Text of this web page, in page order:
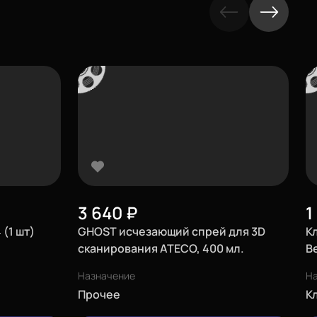
шт)
3 640 ₽
GHOST исчезающий спрей для 3D
сканирования ATECO, 400 мл.
Назначение
Прочее